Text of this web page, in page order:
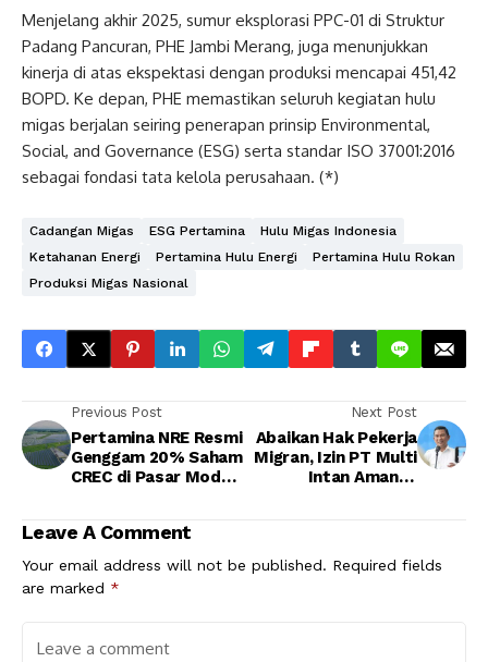
Menjelang akhir 2025, sumur eksplorasi PPC-01 di Struktur
Padang Pancuran, PHE Jambi Merang, juga menunjukkan
kinerja di atas ekspektasi dengan produksi mencapai 451,42
BOPD. Ke depan, PHE memastikan seluruh kegiatan hulu
migas berjalan seiring penerapan prinsip Environmental,
Social, and Governance (ESG) serta standar ISO 37001:2016
sebagai fondasi tata kelola perusahaan. (*)
Cadangan Migas ESG Pertamina
Hulu Migas Indonesia
Ketahanan Energi
Pertamina Hulu Energi
Pertamina Hulu Rokan
Produksi Migas Nasional
Previous Post
Pertamina NRE Resmi
Genggam 20% Saham
CREC di Pasar Modal
Next Post
Abaikan Hak Pekerja
Migran, Izin PT Multi
Intan Amanah
Leave A Comment
Your email address will not be published. Required fields
are marked *